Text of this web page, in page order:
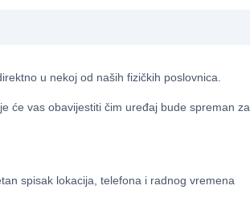
u nekoj od naših fizičkih poslovnica.
će vas obavijestiti čim uređaj bude spreman za
spisak lokacija, telefona i radnog vremena